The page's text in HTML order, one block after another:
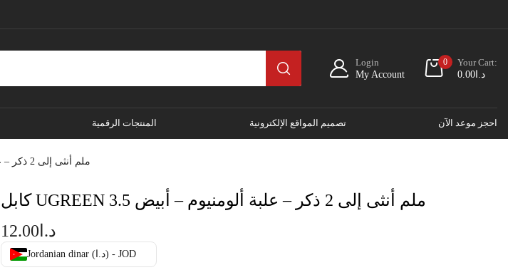
Login
My Account
0
Your Cart:
د.ا 0.00
المنتجات الرقمية تصميم المواقع الإلكترونية احجز موعد الآن
كابل UGREEN 3.5 ملم أنثى إلى 2 ذكر – علبة ألومنيوم – أبيض
كابل UGREEN 3.5 ملم أنثى إلى 2 ذكر – علبة ألومنيوم – أبيض
د.ا 12.00
Jordanian dinar (د.ا) - JOD